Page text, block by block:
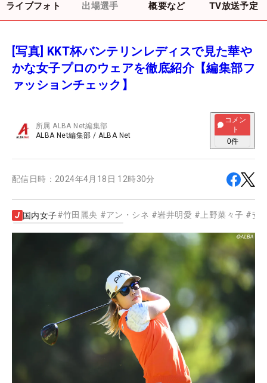
ライブフォト 出場選手 概要など TV放送予定
[写真] KKT杯バンテリンレディスで見た華や
かな女子プロのウェアを徹底紹介【編集部フ
ァッションチェック】
所属ALBA Net編集部
ALBA Net編集部 / ALBA Net
コメン
ト
0件
配信日時： 2024年4月18日 12時30分
国内女子#竹田麗央 #アン・シネ #岩井明愛 #上野菜々子 #安